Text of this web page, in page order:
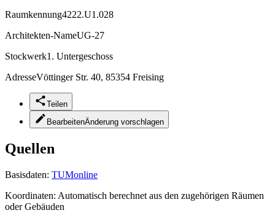
Raumkennung4222.U1.028
Architekten-NameUG-27
Stockwerk1. Untergeschoss
AdresseVöttinger Str. 40, 85354 Freising
Teilen
BearbeitenÄnderung vorschlagen
Quellen
Basisdaten: TUMonline
Koordinaten: Automatisch berechnet aus den zugehörigen Räumen
oder Gebäuden